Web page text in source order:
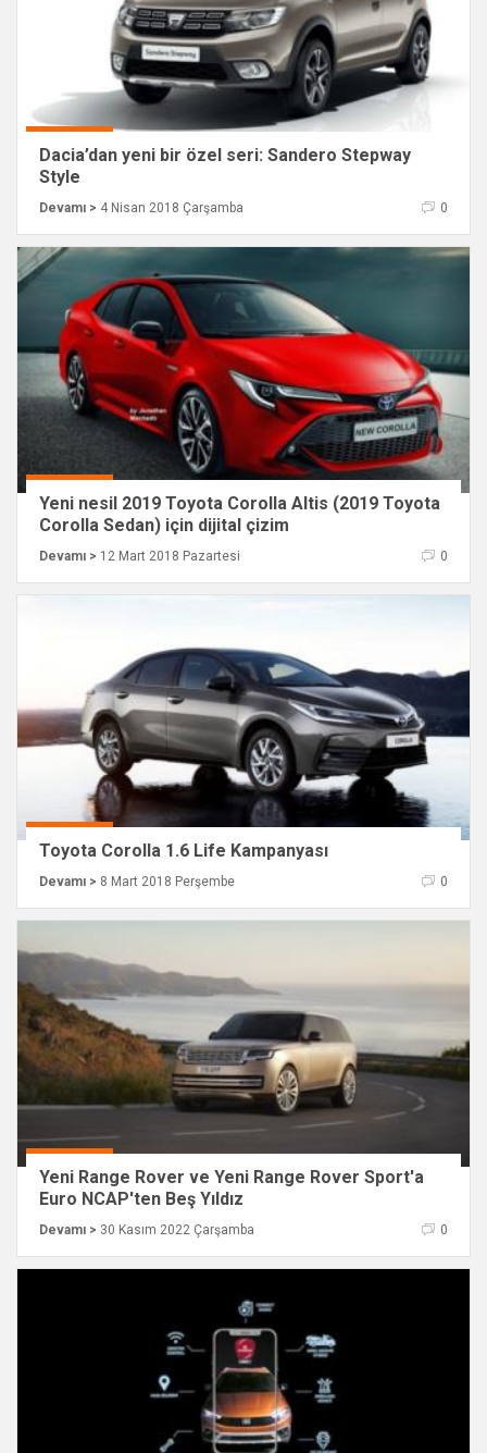
Dacia’dan yeni bir özel seri: Sandero Stepway
Style
Devamı > 4 Nisan 2018 Çarşamba 0
Yeni nesil 2019 Toyota Corolla Altis (2019 Toyota
Corolla Sedan) için dijital çizim
Devamı > 12 Mart 2018 Pazartesi 0
Toyota Corolla 1.6 Life Kampanyası
Devamı > 8 Mart 2018 Perşembe 0
Yeni Range Rover ve Yeni Range Rover Sport'a
Euro NCAP'ten Beş Yıldız
Devamı > 30 Kasım 2022 Çarşamba 0